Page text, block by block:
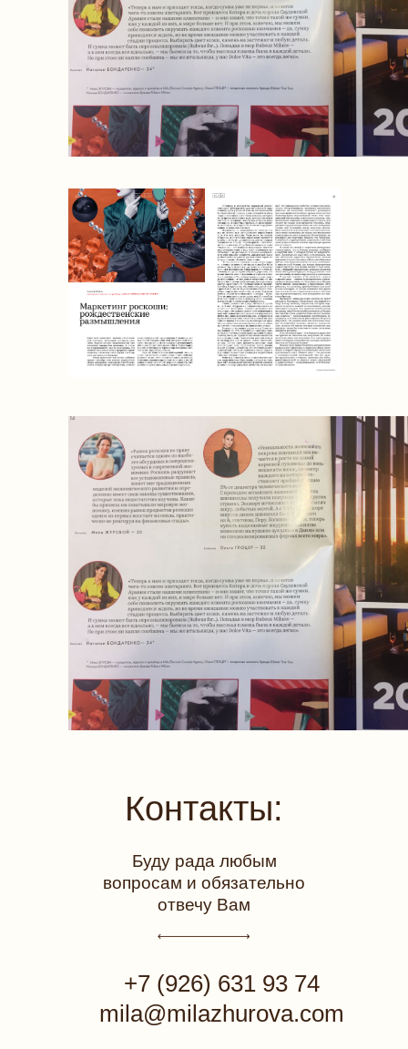
Буду рада любым
вопросам и обязательно
отвечу Вам
Контакты:
+7 (926) 631 93 74
mila@milazhurova.com